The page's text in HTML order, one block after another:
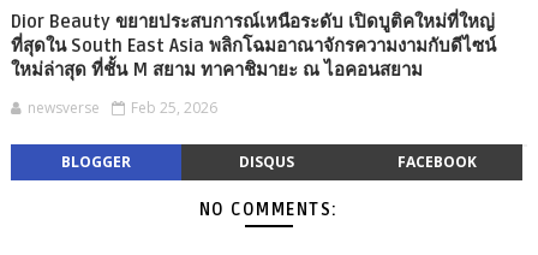
Dior Beauty ขยายประสบการณ์เหนือระดับ เปิดบูติคใหม่ที่ใหญ่
ที่สุดใน South East Asia พลิกโฉมอาณาจักรความงามกับดีไซน์
ใหม่ล่าสุด ที่ชั้น M สยาม ทาคาชิมายะ ณ ไอคอนสยาม
newsverse Feb 25, 2026
BLOGGER DISQUS FACEBOOK
NO COMMENTS: